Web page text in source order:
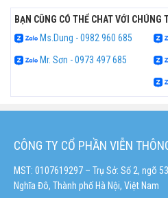
BẠN CŨNG CÓ THỂ CHAT VỚI CHÚNG
Ms.Dung - 0982 960 685
Mr. Sơn - 0973 497 685
CÔNG TY CỔ PHẦN VIỄN
MST: 0107619297 – Trụ Sở: Số 2, ngõ
Nghĩa Đô, Thành phố Hà Nội, Việt Nam